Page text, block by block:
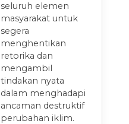
seluruh elemen
masyarakat untuk
segera
menghentikan
retorika dan
mengambil
tindakan nyata
dalam menghadapi
ancaman destruktif
perubahan iklim.